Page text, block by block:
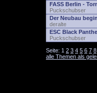
FASS Berlin -
Puckschubser
Der Neubau
deralte
ESC Black
Puckschubser
Seite: 1 2 3 4 5 6 7 8
alle Themen als